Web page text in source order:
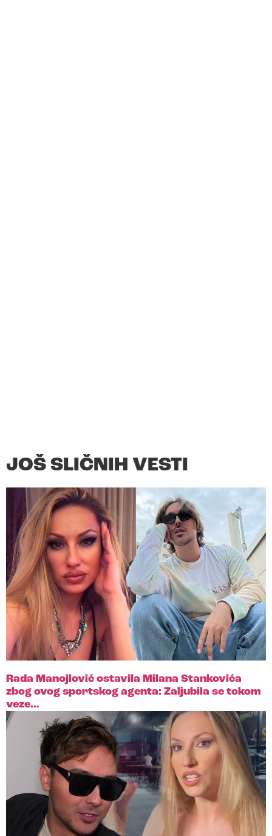
JOŠ SLIČNIH VESTI
Rada Manojlović ostavila Milana Stankovića
zbog ovog sportskog agenta: Zaljubila se tokom
veze…